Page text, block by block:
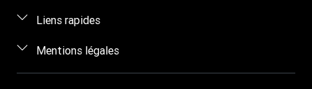
Calculer le prix
Suivre votre transfert
Service à la clientèle
Liens rapides
Ouvrir une session
Devenir agent
Mentions légales